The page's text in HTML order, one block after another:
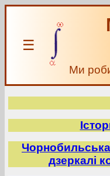
☰
Ми
дзеркалі